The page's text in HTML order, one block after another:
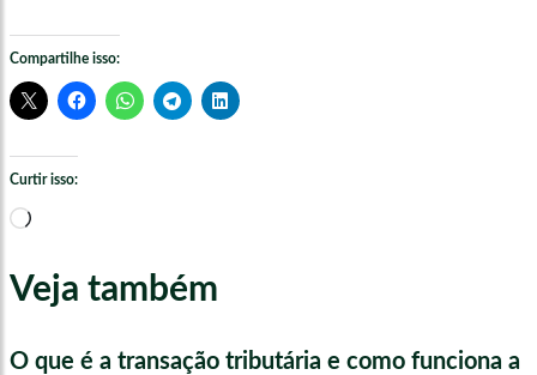
Compartilhe isso:
Curtir isso:
Carregando...
Veja também
O que é a transação tributária e como funciona a